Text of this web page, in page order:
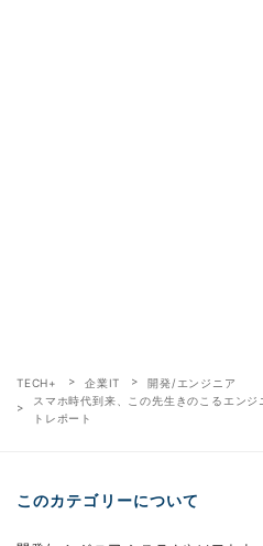
TECH+ 企業IT
開発/エンジニア
スマホ時代到来、この先生きのこるエン
トレポート
このカテゴリーについて